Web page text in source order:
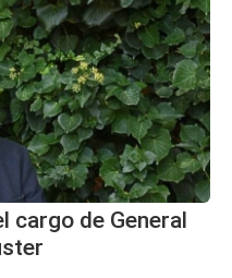
cargo de General